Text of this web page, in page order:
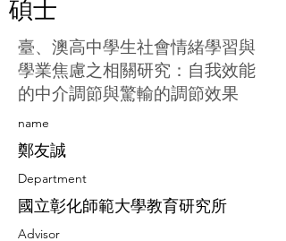
碩士
臺、澳高中學生社會情緒學習與
學業焦慮之相關研究：自我效能
的中介調節與驚輸的調節效果
​name
鄭友誠
Department
國立彰化師範大學教育研究所
Advisor